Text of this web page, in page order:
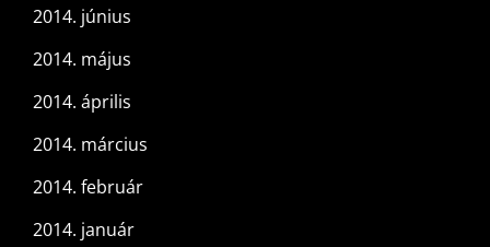
2014. június
2014. május
2014. április
2014. március
2014. február
2014. január